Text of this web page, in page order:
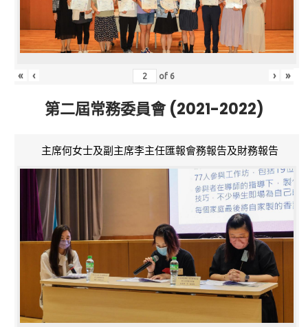
« ‹ of 6 › »
第二屆常務委員會 (2021-2022)
主席何女士及副主席李主任匯報會務報告及財務報告